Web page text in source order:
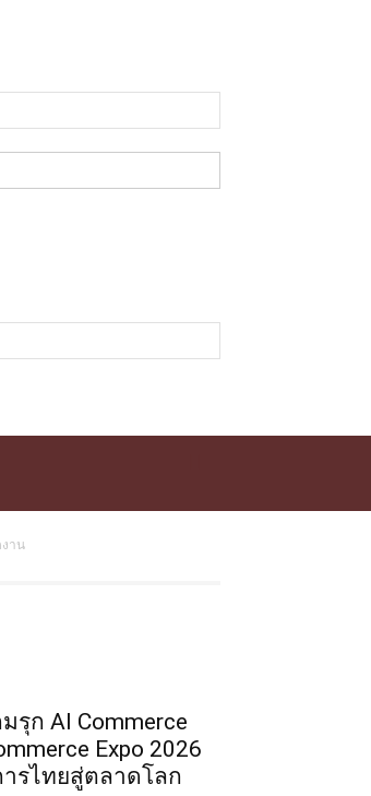
าน
รุก AI Commerce
Expo 2026
รไทยสู่ตลาดโลก